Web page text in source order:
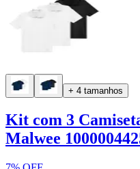
+ 4 tamanhos
Kit com 3
Malwee